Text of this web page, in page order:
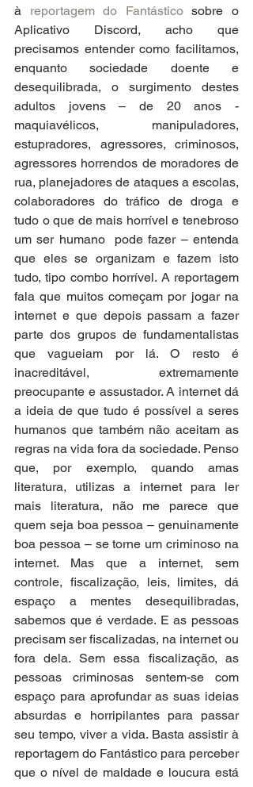
à reportagem do Fantástico sobre o
Aplicativo Discord, acho que
precisamos entender como facilitamos,
enquanto sociedade doente e
desequilibrada, o surgimento destes
adultos jovens – de 20 anos -
maquiavélicos, manipuladores,
estupradores, agressores, criminosos,
agressores horrendos de moradores de
rua, planejadores de ataques a escolas,
colaboradores do tráfico de droga e
tudo o que de mais horrível e tenebroso
um ser humano  pode fazer – entenda
que eles se organizam e fazem isto
tudo, tipo combo horrível. A reportagem
fala que muitos começam por jogar na
internet e que depois passam a fazer
parte dos grupos de fundamentalistas
que vagueiam por lá. O resto é
inacreditável, extremamente
preocupante e assustador. A internet dá
a ideia de que tudo é possível a seres
humanos que também não aceitam as
regras na vida fora da sociedade. Penso
que, por exemplo, quando amas
literatura, utilizas a internet para ler
mais literatura, não me parece que
quem seja boa pessoa – genuinamente
boa pessoa – se torne um criminoso na
internet. Mas que a internet, sem
controle, fiscalização, leis, limites, dá
espaço a mentes desequilibradas,
sabemos que é verdade. E as pessoas
precisam ser fiscalizadas, na internet ou
fora dela. Sem essa fiscalização, as
pessoas criminosas sentem-se com
espaço para aprofundar as suas ideias
absurdas e horripilantes para passar
seu tempo, viver a vida. Basta assistir à
reportagem do Fantástico para perceber
que o nível de maldade e loucura está